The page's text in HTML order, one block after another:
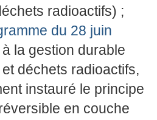
radioactifs) ;
du 28 juin
la gestion durable
déchets radioactifs,
instauré le principe
en couche